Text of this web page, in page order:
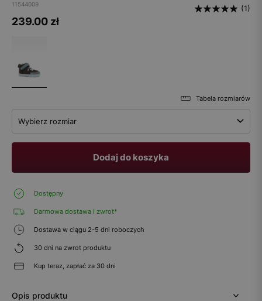
11544009 (1)
239.00 zł
Tabela rozmiarów
Wybierz rozmiar
Dodaj do koszyka
Dostępny
Darmowa dostawa i zwrot*
Dostawa w ciągu 2-5 dni roboczych
30 dni na zwrot produktu
Kup teraz, zapłać za 30 dni
Opis produktu